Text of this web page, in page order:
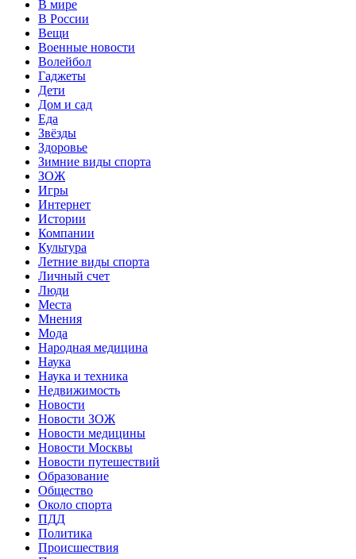
В мире
В России
Вещи
Военные новости
Волейбол
Гаджеты
Дети
Дом и сад
Еда
Звёзды
Здоровье
Зимние виды спорта
ЗОЖ
Игры
Интернет
Истории
Компании
Культура
Летние виды спорта
Личный счет
Люди
Места
Мнения
Мода
Народная медицина
Наука
Наука и техника
Недвижимость
Новости
Новости ЗОЖ
Новости медицины
Новости Москвы
Новости путешествий
Образование
Общество
Около спорта
ПДД
Политика
Происшествия